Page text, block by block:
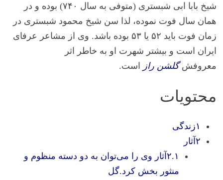
شیخ بابا ابی شبستری (متوفی به سال ۷۴۰) بوده و در
همان سال فوت نموده، لذا سن شیخ محمود شبستری در
زمان فوت باید ۵۲ یا ۵۳ بوده باشد. وی از مشاعر عرفای
ایران است و بیشتر شهرت او به خاطر اثر
معروفشگلشن راز است.
محتویات
۱زندگی
۲آثار
۲.۱آثار وی را می‌توان به دو دسته منظوم و
منثور بخش کرد.گل